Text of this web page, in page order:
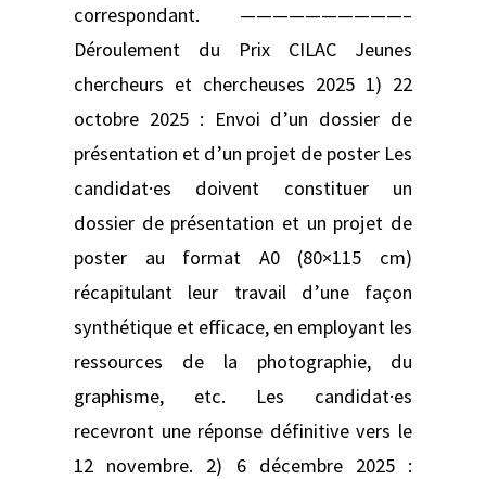
correspondant. ——————————–
Déroulement du Prix CILAC Jeunes
chercheurs et chercheuses 2025 1) 22
octobre 2025 : Envoi d’un dossier de
présentation et d’un projet de poster Les
candidat·es doivent constituer un
dossier de présentation et un projet de
poster au format A0 (80×115 cm)
récapitulant leur travail d’une façon
synthétique et efficace, en employant les
ressources de la photographie, du
graphisme, etc. Les candidat·es
recevront une réponse définitive vers le
12 novembre. 2) 6 décembre 2025 :